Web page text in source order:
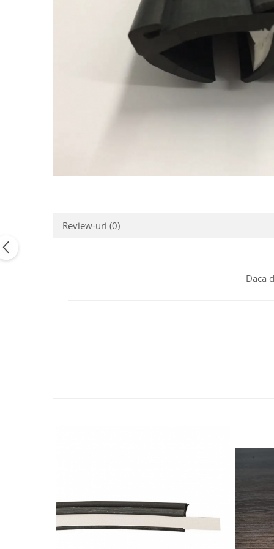
Review-uri (0)
Daca